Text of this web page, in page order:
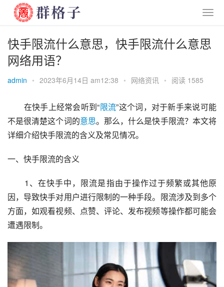
快手限流什么意思，快手限流什么意思
网络用语？
admin • 2023年6月14日 am12:38 • 网络资讯 • 阅读 1585
在快手上经常会听到“限流”这个词，对于新手来说可能
不是很清楚这个词的意思。那么，什么是快手限流？本文将
详细介绍快手限流的含义及常见情况。
一、快手限流的含义
1、在快手中，限流是指由于操作过于频繁或其他原
因，导致快手对用户进行限制的一种手段。限流涉及到多个
方面，如观看视频、点赞、评论、发布视频等操作都可能会
遭遇限制。